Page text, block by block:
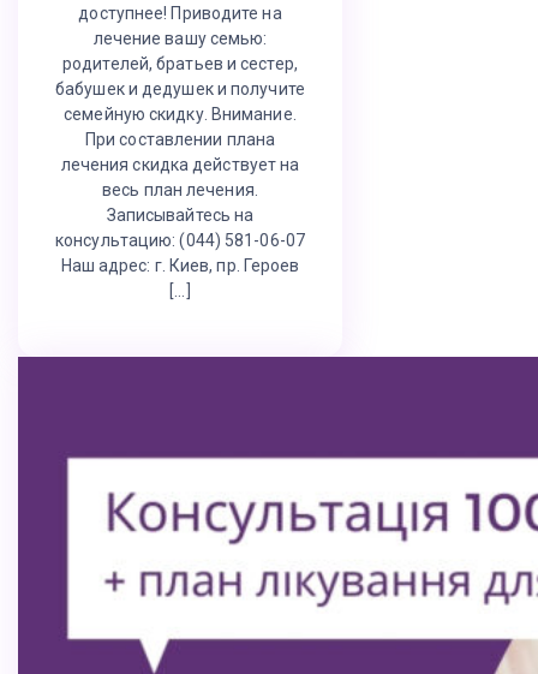
доступнее! Приводите на
лечение вашу семью:
родителей, братьев и сестер,
бабушек и дедушек и получите
семейную скидку. Внимание.
При составлении плана
лечения скидка действует на
весь план лечения.
Записывайтесь на
консультацию: (044) 581-06-07
Наш адрес: г. Киев, пр. Героев
[…]